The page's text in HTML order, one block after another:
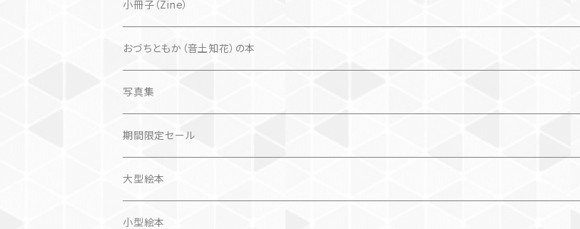
楽しいお話
大人にも
海外翻訳
文芸、小説
問題提起
国内
文芸、小説
詩歌
小冊子（Zine）
猫
おづちともか（音土知花）の本
ZINE
仏語対訳絵本
写真集
写真集
作品＋エッセイ
カレンダー
画集
カレンダー
期間限定セール
大型絵本
小型絵本